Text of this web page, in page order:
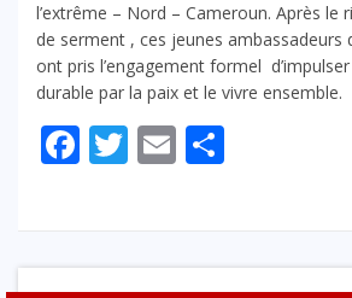
l’extrême – Nord – Cameroun. Après le
de serment , ces jeunes ambassadeurs
ont pris l’engagement formel
durable par la paix et le vivre ensemble.
Facebook
Twitter
Email